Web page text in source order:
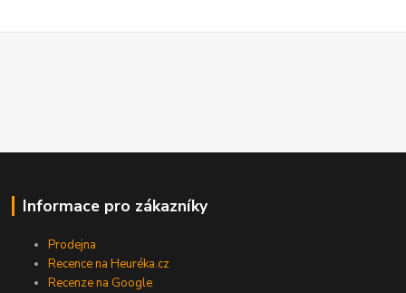
Informace pro zákazníky
Prodejna
Recence na Heuréka.cz
Recenze na Google